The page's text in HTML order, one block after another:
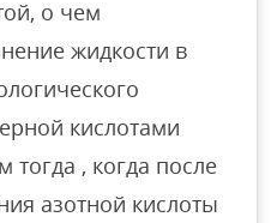
о чем
жидкости в
кислотами
тогда , когда после
азотной кислоты